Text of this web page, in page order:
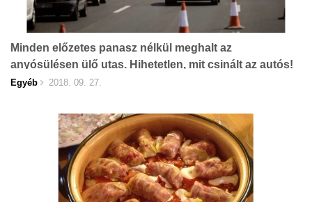
Minden előzetes panasz nélkül meghalt az
anyósülésen ülő utas. Hihetetlen, mit csinált az autós!
Egyéb 2018. 09. 27.